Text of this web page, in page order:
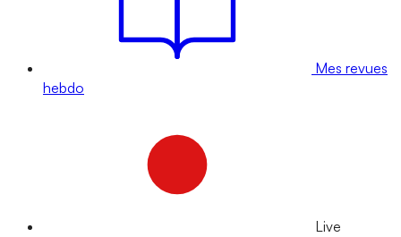
Mes revues
hebdo
Live